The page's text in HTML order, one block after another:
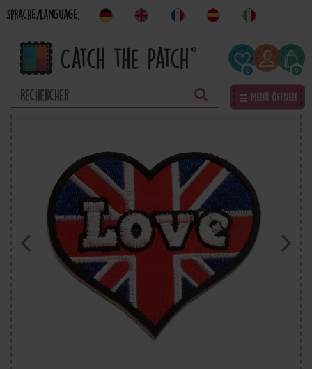
Sprache/Language:
0
☰ Menü öffnen